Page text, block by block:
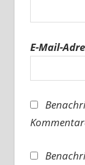
E-Mail-